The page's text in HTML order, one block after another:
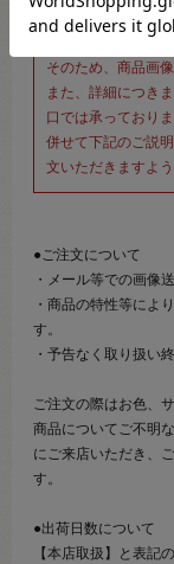
こちらのページは
をご確認いただい
そのため、商品画
また、詳細につき
口では承っておりま
併せて下記のご説
文いただきますよ
●ご注文について
・メール等での画像
・商品の特性等によ
す。
・予告なく取り扱い
ご注文の際はお色、
商品についてご不明
にご来店いただき、
す。
●出荷日数について
【本店取扱】と表記